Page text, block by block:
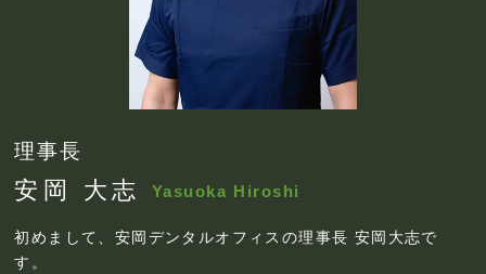
理事長
安岡 大志 Yasuoka Hiroshi
初めまして、安岡デンタルオフィスの理事長 安岡大志で
す。